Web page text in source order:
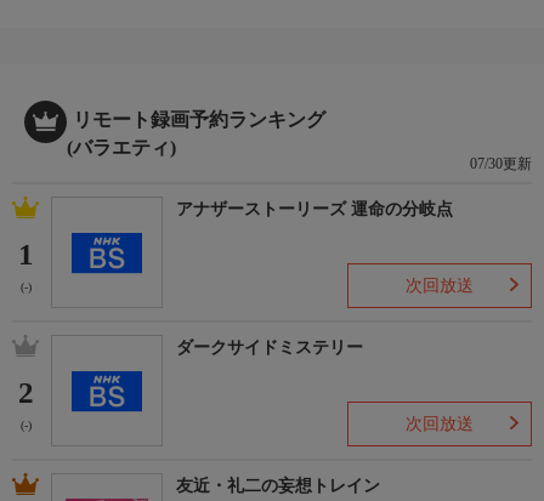
リモート録画予約ランキング
(バラエティ)
07/30更新
1
(-)
アナザーストーリーズ 運命の分岐点
次回放送
2
(-)
ダークサイドミステリー
次回放送
友近・礼二の妄想トレイン